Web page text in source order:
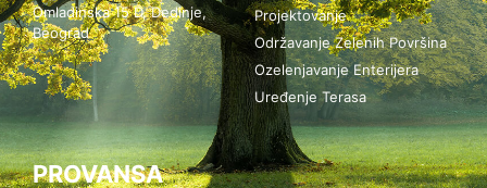
Omladinska 15 D, Dedinje,
Beograd
Projektovanje
Održavanje Zelenih Površina
Ozelenjavanje Enterijera
Uređenje Terasa
PROVANSA